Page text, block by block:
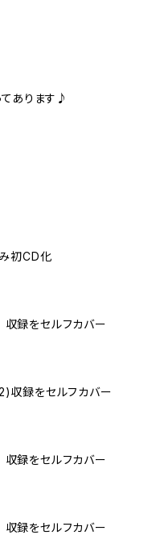
あります♪
初CD化
収録をセルフカバー
収録をセルフカバー
収録をセルフカバー
収録をセルフカバー